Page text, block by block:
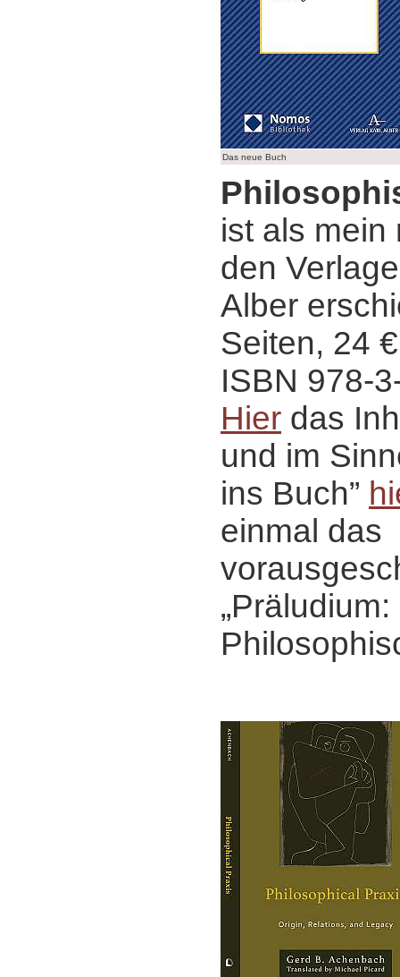
Das neue Buch
ist als mein
den
Alber
Seiten, 24
ISBN 978-
Hier das
und im
ins Buch”
einmal das